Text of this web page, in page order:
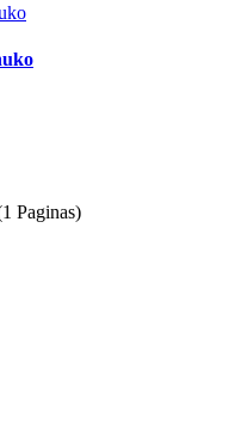
Paginas)